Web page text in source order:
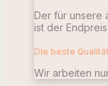
Der für unsere
ist der Endpreis
Die beste Qualität
Wir arbeiten